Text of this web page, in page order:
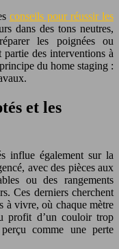
conseils pour réussir les
dans des tons neutres,
les poignées ou
des interventions à
du home staging :
et les
influe également sur la
avec des pièces aux
ou des rangements
Ces derniers cherchent
à vivre, où chaque mètre
profit d’un couloir trop
comme une perte